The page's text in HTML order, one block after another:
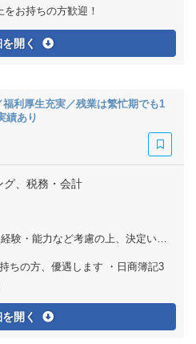
お持ちの方歓迎！
開く
利厚生充実／残業は繁忙期でも1
績あり
グ、税務・会計
上記に固定残業代（月40時間分＝7万8571円～16万6667円）を含む ※超過分は別途全額支給
ちの方、優遇します ・日商簿記3
開く